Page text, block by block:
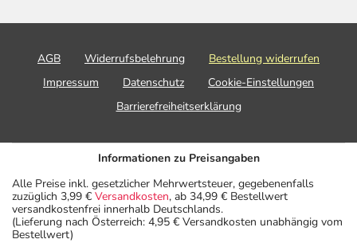
AGB Widerrufsbelehrung
Bestellung widerrufen
Impressum
Datenschutz
Cookie-Einstellungen
Barrierefreiheitserklärung
Informationen zu Preisangaben
Alle Preise inkl. gesetzlicher Mehrwertsteuer, gegebenenfalls
zuzüglich 3,99 € Versandkosten, ab 34,99 € Bestellwert
versandkostenfrei innerhalb Deutschlands.
(Lieferung nach Österreich: 4,95 € Versandkosten unabhängig vom
Bestellwert)